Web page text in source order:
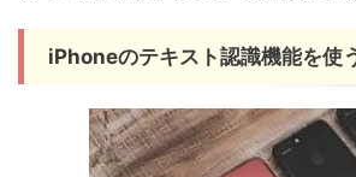
iPhoneのテキスト認識機能を使